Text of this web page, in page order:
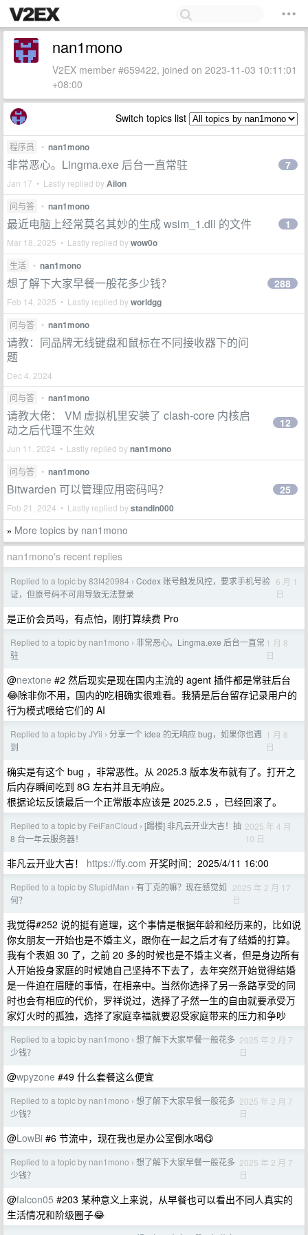
nan1mono
V2EX member #659422, joined on 2023-11-03 10:11:01
+08:00
Switch topics list
程序员 • nan1mono
非常恶心。Lingma.exe 后台一直常驻
Jan 17 • Lastly replied byAilon
7
问与答 • nan1mono
最近电脑上经常莫名其妙的生成 wsim_1.dll 的文件
Mar 18, 2025 • Lastly replied bywow0o
1
生活 • nan1mono
想了解下大家早餐一般花多少钱？
Feb 14, 2025 • Lastly replied byworldgg
288
问与答 • nan1mono
请教：同品牌无线键盘和鼠标在不同接收器下的问
题
Dec 4, 2024
问与答
• nan1mono
请教大佬： VM 虚拟机里安装了 clash-core 内核启
动之后代理不生效
Jun 11, 2024 • Lastly replied bynan1mono
12
问与答 • nan1mono
Bitwarden 可以管理应用密码吗？
Feb 21, 2024 • Lastly replied bystandin000
25
» More topics by nan1mono
nan1mono's recent replies
Replied to a topic by 83f420984 › Codex 账号触发风控，要求手机号验
证，但原号码不可用导致无法登录
6 月 1
日
是正价会员吗，有点怕，刚打算续费 Pro
Replied to a topic by nan1mono › 非常恶心。Lingma.exe 后台一直常
驻
1 月 8
日
@nextone #2 然后现实是现在国内主流的 agent 插件都是常驻后台
😂除非你不用，国内的吃相确实很难看。我猜是后台留存记录用户的
行为模式喂给它们的 AI
Replied to a topic by JYii › 分享一个 idea 的无响应 bug，如果你也遇
到
1 月 6
日
确实是有这个 bug ，非常恶性。从 2025.3 版本发布就有了。打开之
后内存瞬间吃到 8G 左右并且无响应。
根据论坛反馈最后一个正常版本应该是 2025.2.5 ，已经回滚了。
Replied to a topic by FeiFanCloud › [踢楼] 非凡云开业大吉！抽
8 台一年云服务器！
2025 年 4 月
10 日
非凡云开业大吉！ https://ffy.com 开奖时间：2025/4/11 16:00
Replied to a topic by StupidMan › 有丁克的嘛？现在感觉如
何？
2025 年 2 月 17
日
我觉得#252 说的挺有道理，这个事情是根据年龄和经历来的，比如说
你女朋友一开始也是不婚主义，跟你在一起之后才有了结婚的打算。
我有个表姐 30 了，之前 20 多的时候也是不婚主义者，但是身边所有
人开始投身家庭的时候她自己坚持不下去了，去年突然开始觉得结婚
是一件迫在眉睫的事情，在相亲中。当然你选择了另一条路享受的同
时也会有相应的代价，罗祥说过，选择了孑然一生的自由就要承受万
家灯火时的孤独，选择了家庭幸福就要忍受家庭带来的压力和争吵
Replied to a topic by nan1mono › 想了解下大家早餐一般花多
少钱？
2025 年 2 月 7
日
@wpyzone #49 什么套餐这么便宜
Replied to a topic by nan1mono › 想了解下大家早餐一般花多
少钱？
2025 年 2 月 7
日
@LowBi #6 节流中，现在我也是办公室倒水喝😋
Replied to a topic by nan1mono › 想了解下大家早餐一般花多
少钱？
2025 年 2 月 7
日
@falcon05 #203 某种意义上来说，从早餐也可以看出不同人真实的
生活情况和阶级圈子😂